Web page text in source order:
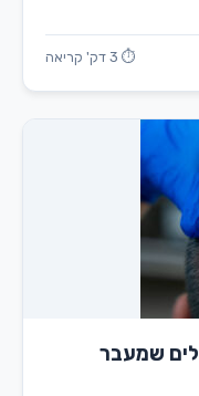
⏱ 3 דק' קריאה
שמעבר